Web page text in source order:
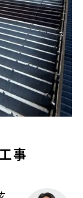
事